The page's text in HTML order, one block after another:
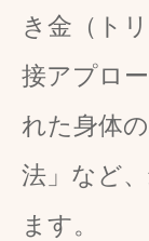
き金（ト
接アプロ
れた身体
法」など
ます。